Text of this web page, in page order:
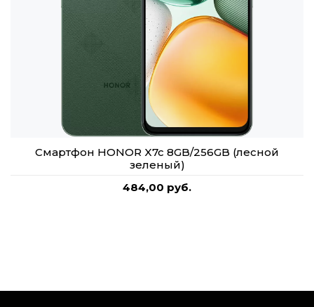
Смартфон HONOR X7c 8GB/256GB (лесной
зеленый)
484,00 руб.